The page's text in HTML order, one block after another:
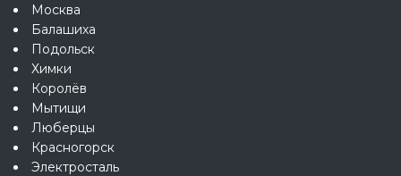
Москва
Балашиха
Подольск
Химки
Королёв
Мытищи
Люберцы
Красногорск
Электросталь